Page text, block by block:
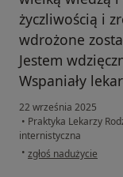
życzliwością i
wdrożone
Jestem
Wspaniały
22 września 2025
• Praktyka Lekarzy
internistyczna
• w opinii użytkownika
zgłoś nadużycie